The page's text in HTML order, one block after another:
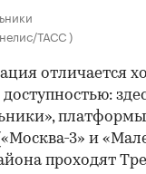
ТАСС )
отличается
платформы
3» и
проходят